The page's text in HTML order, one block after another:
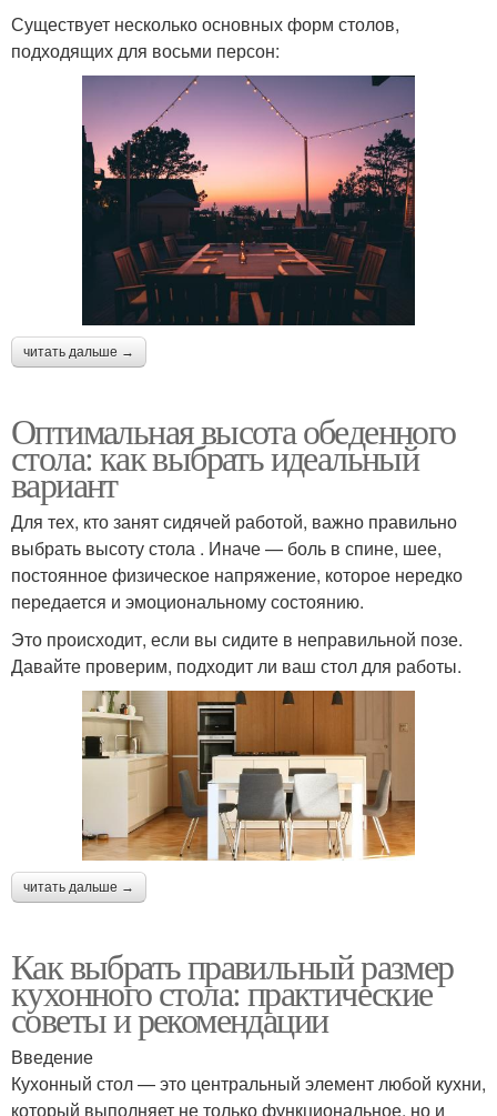
Существует несколько основных форм столов,
подходящих для восьми персон:
читать дальше →
Оптимальная высота обеденного
стола: как выбрать идеальный
вариант
Для тех, кто занят сидячей работой, важно правильно
выбрать высоту стола . Иначе — боль в спине, шее,
постоянное физическое напряжение, которое нередко
передается и эмоциональному состоянию.
Это происходит, если вы сидите в неправильной позе.
Давайте проверим, подходит ли ваш стол для работы.
читать дальше →
Как выбрать правильный размер
кухонного стола: практические
советы и рекомендации
Введение
Кухонный стол — это центральный элемент любой кухни,
который выполняет не только функциональное, но и